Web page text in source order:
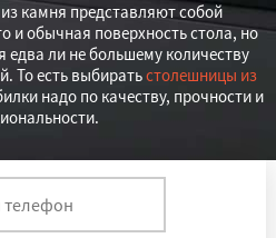
камня представляют собой
и обычная поверхность стола, но
едва ли не большему количеству
То есть выбиратьстолешницы из
надо по качеству, прочности и